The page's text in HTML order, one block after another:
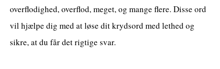
overflodighed, overflod, meget, og mange flere. Disse ord
vil hjælpe dig med at løse dit krydsord med lethed og
sikre, at du får det rigtige svar.